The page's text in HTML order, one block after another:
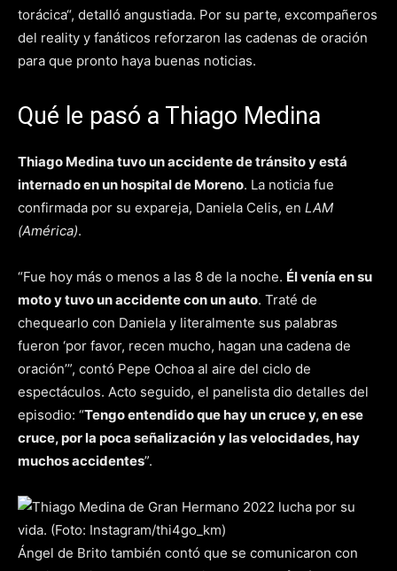
torácica“, detalló angustiada. Por su parte, excompañeros
del reality y fanáticos reforzaron las cadenas de oración
para que pronto haya buenas noticias.
Qué le pasó a Thiago Medina
Thiago Medina tuvo un accidente de tránsito y está
internado en un hospital de Moreno. La noticia fue
confirmada por su expareja, Daniela Celis, en LAM
(América).
“Fue hoy más o menos a las 8 de la noche. Él venía en su
moto y tuvo un accidente con un auto. Traté de
chequearlo con Daniela y literalmente sus palabras
fueron ‘por favor, recen mucho, hagan una cadena de
oración’”, contó Pepe Ochoa al aire del ciclo de
espectáculos. Acto seguido, el panelista dio detalles del
episodio: “Tengo entendido que hay un cruce y, en ese
cruce, por la poca señalización y las velocidades, hay
muchos accidentes”.
Ángel de Brito también contó que se comunicaron con